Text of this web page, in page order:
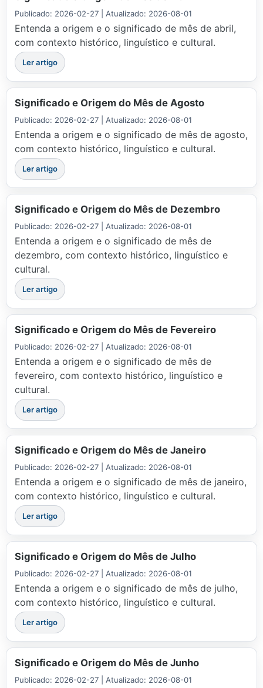
Publicado: 2026-02-27 | Atualizado: 2026-08-01
Entenda a origem e o significado de mês de abril,
com contexto histórico, linguístico e cultural.
Ler artigo
Significado e Origem do Mês de Agosto
Publicado: 2026-02-27 | Atualizado: 2026-08-01
Entenda a origem e o significado de mês de agosto,
com contexto histórico, linguístico e cultural.
Ler artigo
Significado e Origem do Mês de Dezembro
Publicado: 2026-02-27 | Atualizado: 2026-08-01
Entenda a origem e o significado de mês de
dezembro, com contexto histórico, linguístico e
cultural.
Ler artigo
Significado e Origem do Mês de Fevereiro
Publicado: 2026-02-27 | Atualizado: 2026-08-01
Entenda a origem e o significado de mês de
fevereiro, com contexto histórico, linguístico e
cultural.
Ler artigo
Significado e Origem do Mês de Janeiro
Publicado: 2026-02-27 | Atualizado: 2026-08-01
Entenda a origem e o significado de mês de janeiro,
com contexto histórico, linguístico e cultural.
Ler artigo
Significado e Origem do Mês de Julho
Publicado: 2026-02-27 | Atualizado: 2026-08-01
Entenda a origem e o significado de mês de julho,
com contexto histórico, linguístico e cultural.
Ler artigo
Significado e Origem do Mês de Junho
Publicado: 2026-02-27 | Atualizado: 2026-08-01